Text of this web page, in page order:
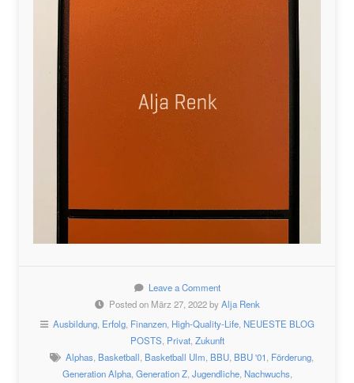
Leave a Comment
Posted on März 27, 2022 byAlja Renk
Ausbildung, Erfolg, Finanzen, High-Quality-Life, NEUESTE BLOG
POSTS, Privat, Zukunft
Alphas, Basketball, Basketball Ulm, BBU, BBU '01, Förderung,
Generation Alpha, Generation Z, Jugendliche, Nachwuchs,